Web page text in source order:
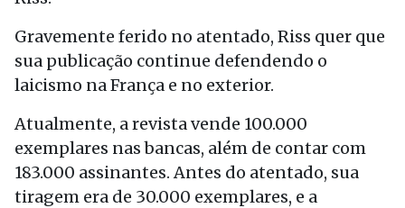
Gravemente ferido no atentado, Riss quer que
sua publicação continue defendendo o
laicismo na França e no exterior.
Atualmente, a revista vende 100.000
exemplares nas bancas, além de contar com
183.000 assinantes. Antes do atentado, sua
tiragem era de 30.000 exemplares, e a